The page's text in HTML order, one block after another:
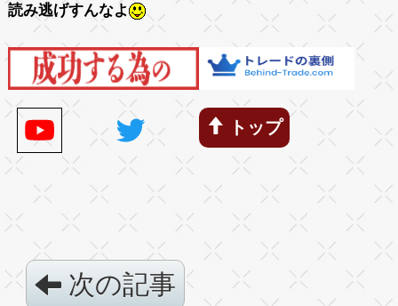
読み逃げすんなよ
トップ
次の記事